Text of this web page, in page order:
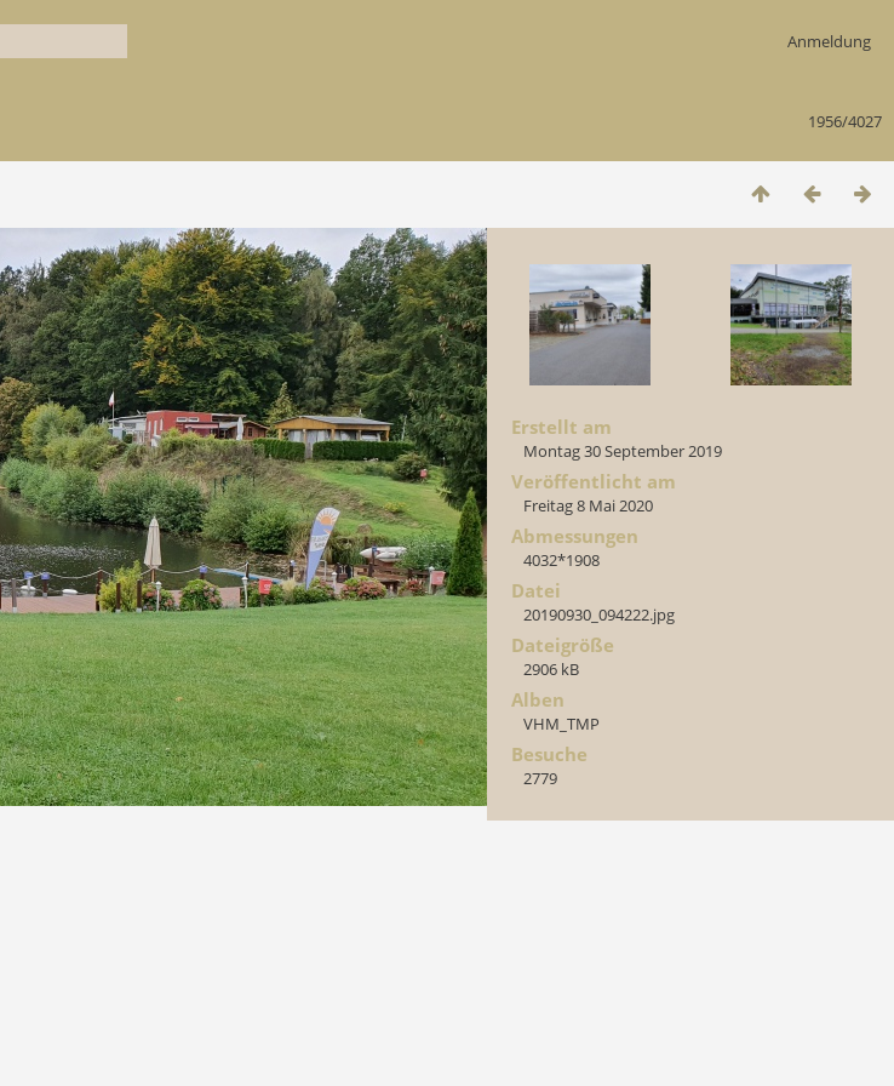
Anmeldung
1956/4027
Erstellt am
Montag 30 September 2019
Veröffentlicht am
Freitag 8 Mai 2020
Abmessungen
4032*1908
Datei
20190930_094222.jpg
Dateigröße
2906 kB
Alben
VHM_TMP
Besuche
2779